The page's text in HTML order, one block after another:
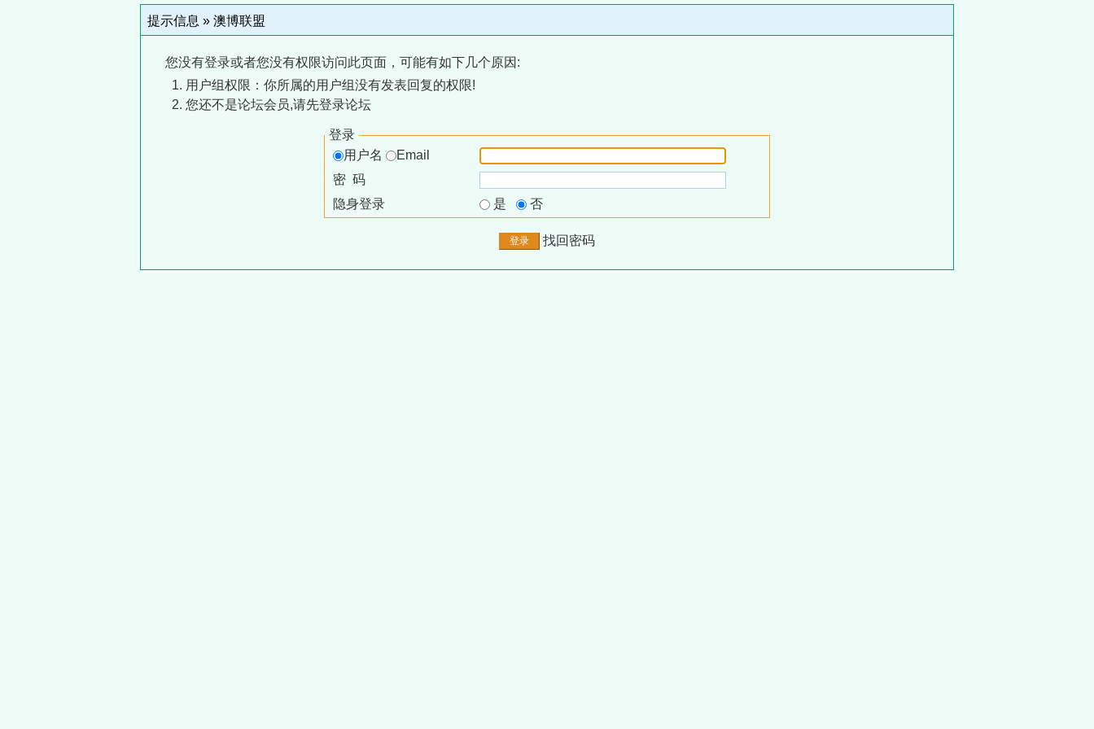
提示信息 » 澳博联盟
您没有登录或者您没有权限访问此页面，可能有如下几个原因:
用户组权限：你所属的用户组没有发表回复的权限!
您还不是论坛会员,请先登录论坛
登录
用户名
Email
密 码
隐身登录
是 否
找回密码